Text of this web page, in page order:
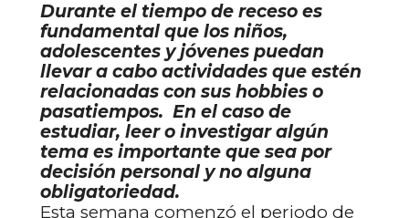
Durante el tiempo de receso es
fundamental que los niños,
adolescentes y jóvenes puedan
llevar a cabo actividades que estén
relacionadas con sus hobbies o
pasatiempos. En el caso de
estudiar, leer o investigar algún
tema es importante que sea por
decisión personal y no alguna
obligatoriedad.
Esta semana comenzó el periodo de